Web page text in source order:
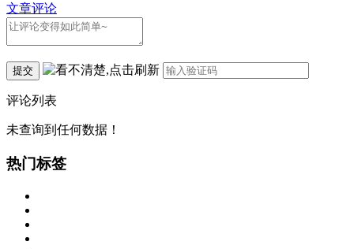
文章评论
提交
评论列表
未查询到任何数据！
热门标签